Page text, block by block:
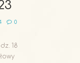
0
18